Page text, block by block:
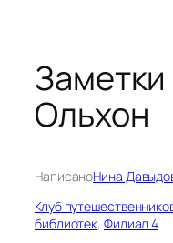
Ольхон
НаписаноНина
Клуб
библиотек, Филиал 4